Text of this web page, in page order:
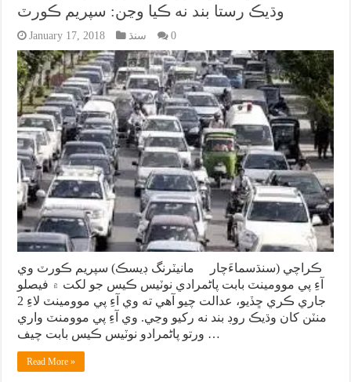
وڌيڪ رستا بند نه ڪيا وڃن: سپريم ڪورٽ
January 17, 2018 سنڌ 0
ڪراچي (سنڌسماءَچار مانيٽرنگ ڊيسڪ) سپريم ڪورٽ وي
آءِ پي موومينٽ بابت پاڻمرادي نوٽيس ڪيس جو لکت ۾ فيصلو
جاري ڪري ڇڏيو، عدالت چيو آهي ته وي آءِ پي موومينٽ لاءِ 2
منٽن کان وڌيڪ روڊ بند نه رکيو وڃي. وي آءِ پي موومنٽ واري
ورتو پاڻمرادو نوٽيس ڪيس بابت چيف …
Read More »